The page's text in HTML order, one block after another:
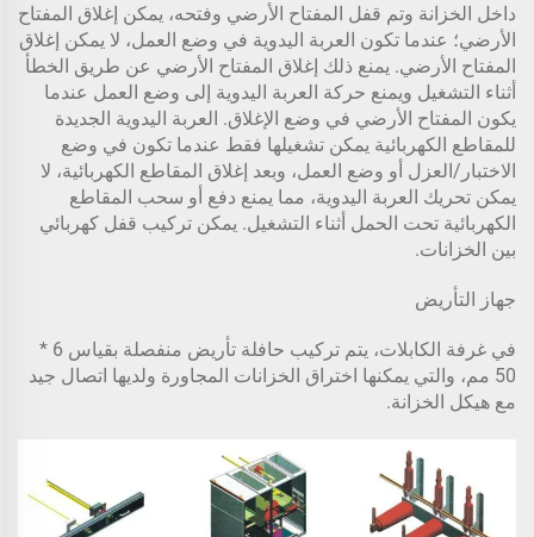
داخل الخزانة وتم قفل المفتاح الأرضي وفتحه، يمكن إغلاق المفتاح
الأرضي؛ عندما تكون العربة اليدوية في وضع العمل، لا يمكن إغلاق
المفتاح الأرضي. يمنع ذلك إغلاق المفتاح الأرضي عن طريق الخطأ
أثناء التشغيل ويمنع حركة العربة اليدوية إلى وضع العمل عندما
يكون المفتاح الأرضي في وضع الإغلاق. العربة اليدوية الجديدة
للمقاطع الكهربائية يمكن تشغيلها فقط عندما تكون في وضع
الاختبار/العزل أو وضع العمل، وبعد إغلاق المقاطع الكهربائية، لا
يمكن تحريك العربة اليدوية، مما يمنع دفع أو سحب المقاطع
الكهربائية تحت الحمل أثناء التشغيل. يمكن تركيب قفل كهربائي
بين الخزانات.
جهاز التأريض
في غرفة الكابلات، يتم تركيب حافلة تأريض منفصلة بقياس 6 *
50 مم، والتي يمكنها اختراق الخزانات المجاورة ولديها اتصال جيد
مع هيكل الخزانة.